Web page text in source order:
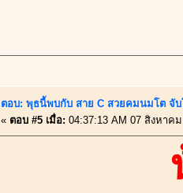
ตอบ: พุธนี้พบกับ สาย C สวยคมนมโต จั
« ตอบ #5 เมื่อ: 04:37:13 AM 07 สิงหาค